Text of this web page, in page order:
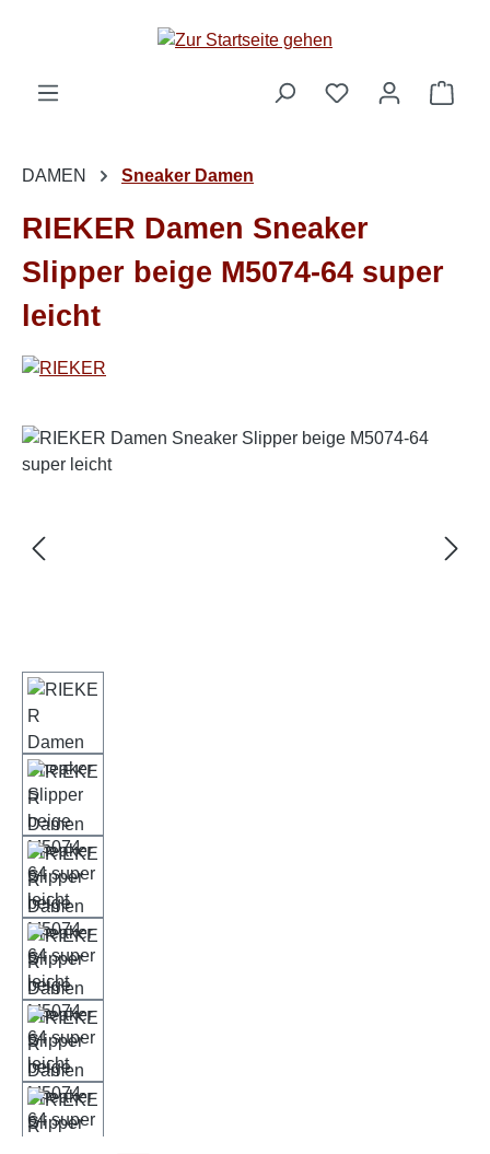
Zum Hauptinhalt springen
DAMEN Sneaker Damen
RIEKER Damen Sneaker
Slipper beige M5074-64 super
leicht
Bildergalerie überspringen